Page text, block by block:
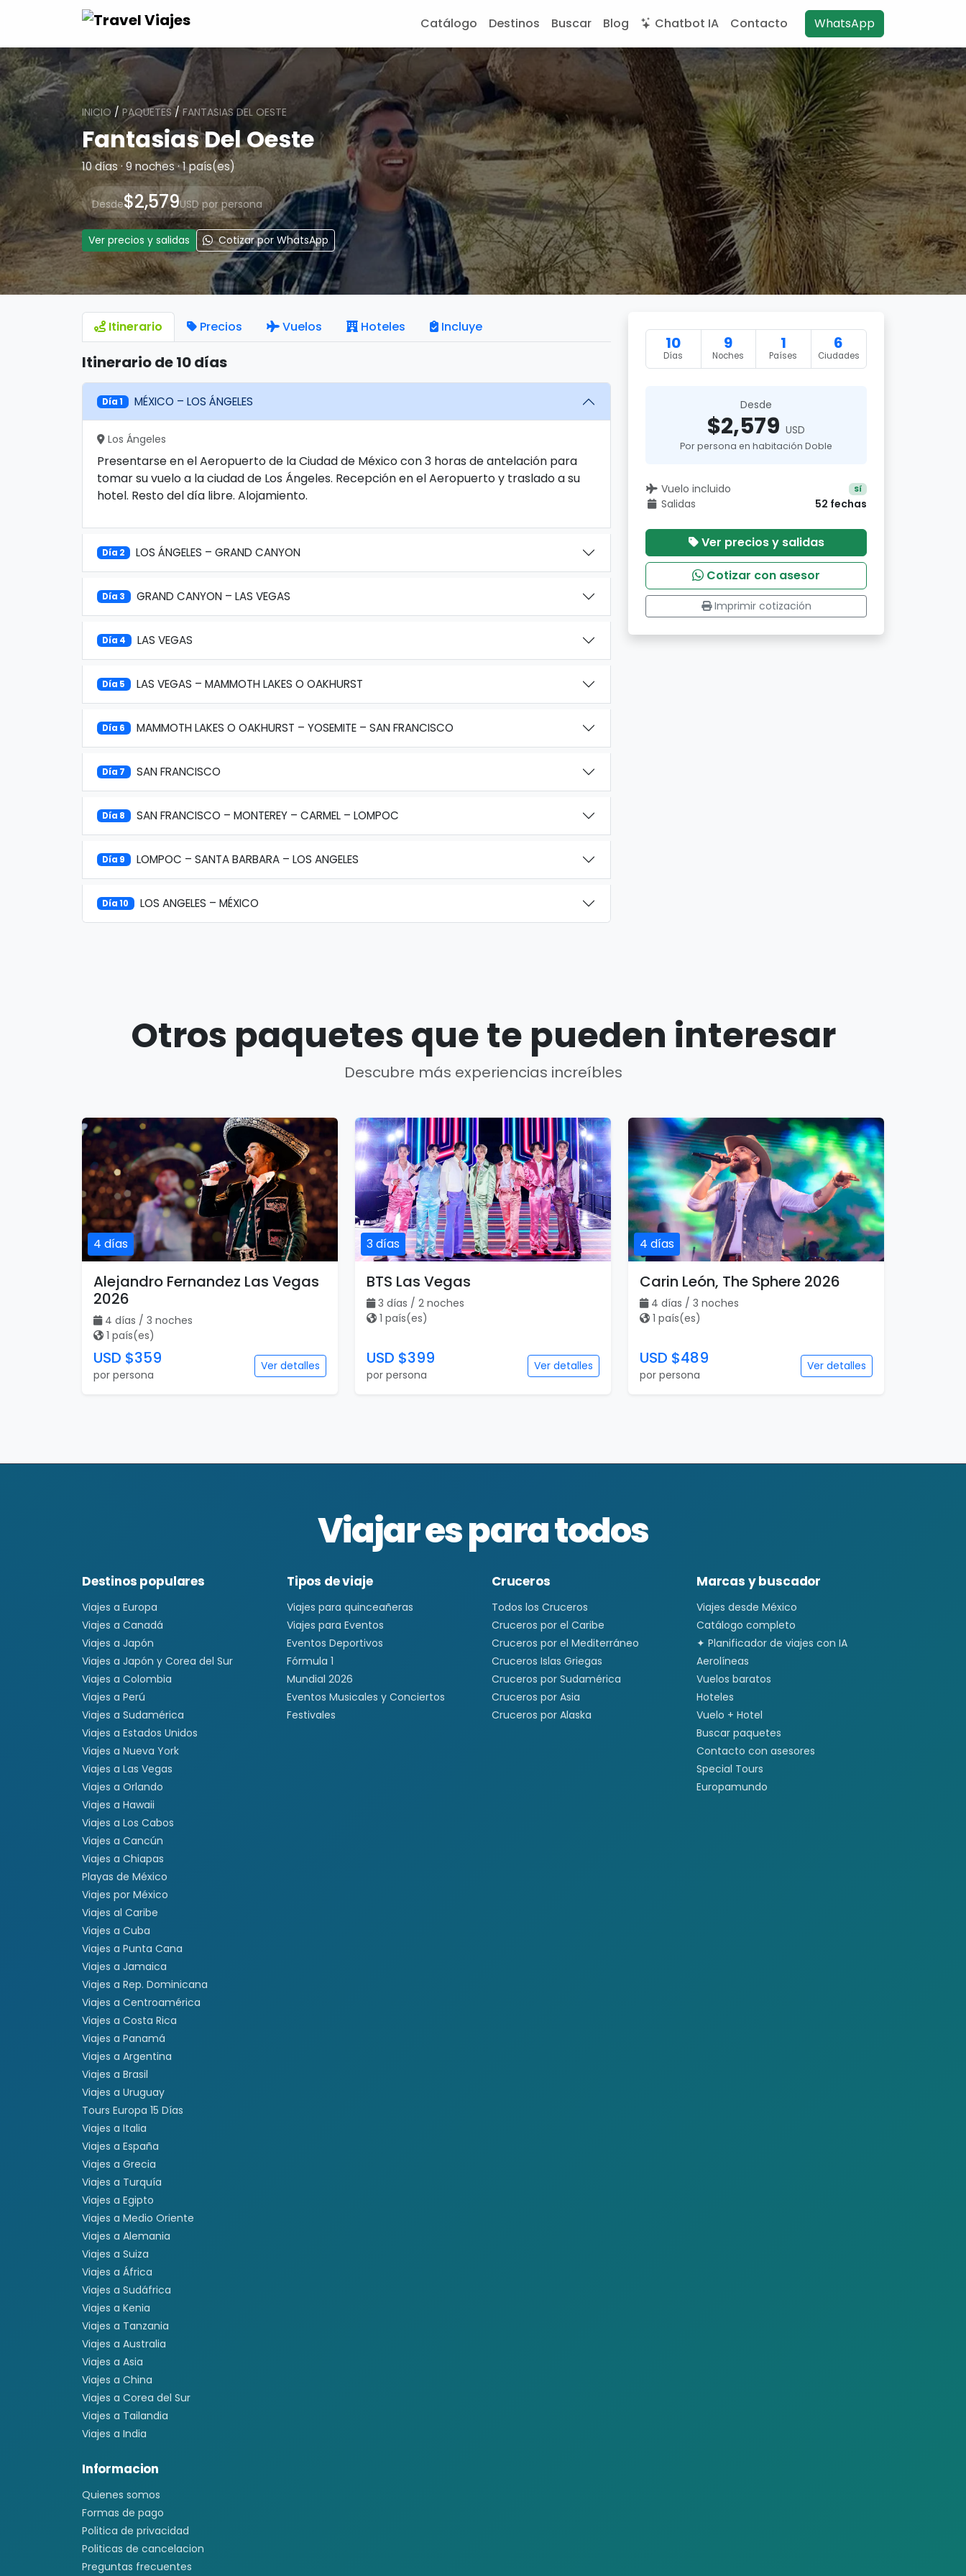
Catálogo Destinos Buscar Blog Chatbot IA Contacto WhatsApp
INICIO / PAQUETES/ FANTASIAS DEL OESTE
Fantasias Del Oeste
10 días · 9 noches · 1 país(es)
Desde$2,579USD por persona
Ver precios y salidas Cotizar por WhatsApp
Itinerario Precios Vuelos Hoteles Incluye
Itinerario de 10 días
Día 1 MÉXICO – LOS ÁNGELES
Los Ángeles
Presentarse en el Aeropuerto de la Ciudad de México con 3 horas de antelación para
tomar su vuelo a la ciudad de Los Ángeles. Recepción en el Aeropuerto y traslado a su
hotel. Resto del día libre. Alojamiento.
Día 2 LOS ÁNGELES – GRAND CANYON
Día 3 GRAND CANYON – LAS VEGAS
Día 4 LAS VEGAS
Día 5 LAS VEGAS – MAMMOTH LAKES O OAKHURST
Día 6 MAMMOTH LAKES O OAKHURST – YOSEMITE – SAN FRANCISCO
Día 7 SAN FRANCISCO
Día 8 SAN FRANCISCO – MONTEREY – CARMEL – LOMPOC
Día 9 LOMPOC – SANTA BARBARA – LOS ANGELES
Día 10 LOS ANGELES – MÉXICO
10
Días
9
Noches
1
Países
6
Ciudades
Desde
$2,579 USD
Por persona en habitación Doble
Vuelo incluido Sí
Salidas 52 fechas
Ver precios y salidas
Cotizar con asesor
Imprimir cotización
Otros paquetes que te pueden interesar
Descubre más experiencias increíbles
4 días
Alejandro Fernandez Las Vegas
2026
4 días / 3 noches
1 país(es)
USD $359
por persona
Ver detalles
3 días
BTS Las Vegas
3 días / 2 noches
1 país(es)
USD $399
por persona
Ver detalles
4 días
Carin León, The Sphere 2026
4 días / 3 noches
1 país(es)
USD $489
por persona
Ver detalles
Viajar es para todos
Destinos populares
Viajes a Europa
Viajes a Canadá
Viajes a Japón
Viajes a Japón y Corea del Sur
Viajes a Colombia
Viajes a Perú
Viajes a Sudamérica
Viajes a Estados Unidos
Viajes a Nueva York
Viajes a Las Vegas
Viajes a Orlando
Viajes a Hawaii
Viajes a Los Cabos
Viajes a Cancún
Viajes a Chiapas
Playas de México
Viajes por México
Viajes al Caribe
Viajes a Cuba
Viajes a Punta Cana
Viajes a Jamaica
Viajes a Rep. Dominicana
Viajes a Centroamérica
Viajes a Costa Rica
Viajes a Panamá
Viajes a Argentina
Viajes a Brasil
Viajes a Uruguay
Tours Europa 15 Días
Viajes a Italia
Viajes a España
Viajes a Grecia
Viajes a Turquía
Viajes a Egipto
Viajes a Medio Oriente
Viajes a Alemania
Viajes a Suiza
Viajes a África
Viajes a Sudáfrica
Viajes a Kenia
Viajes a Tanzania
Viajes a Australia
Viajes a Asia
Viajes a China
Viajes a Corea del Sur
Viajes a Tailandia
Viajes a India
Tipos de viaje
Viajes para quinceañeras
Viajes para Eventos
Eventos Deportivos
Fórmula 1
Mundial 2026
Eventos Musicales y Conciertos
Festivales
Cruceros
Todos los Cruceros
Cruceros por el Caribe
Cruceros por el Mediterráneo
Cruceros Islas Griegas
Cruceros por Sudamérica
Cruceros por Asia
Cruceros por Alaska
Marcas y buscador
Viajes desde México
Catálogo completo
✦ Planificador de viajes con IA
Aerolíneas
Vuelos baratos
Hoteles
Vuelo + Hotel
Buscar paquetes
Contacto con asesores
Special Tours
Europamundo
Informacion
Quienes somos
Formas de pago
Politica de privacidad
Politicas de cancelacion
Preguntas frecuentes